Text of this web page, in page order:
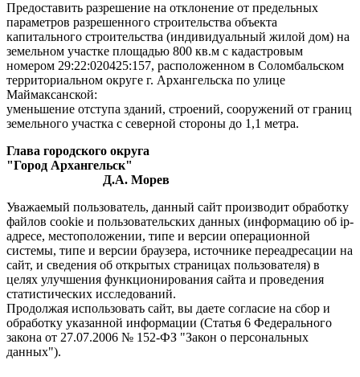
Предоставить разрешение на отклонение от предельных
параметров разрешенного строительства объекта
капитального строительства (индивидуальный жилой дом) на
земельном участке площадью 800 кв.м с кадастровым
номером 29:22:020425:157, расположенном в Соломбальском
территориальном округе г. Архангельска по улице
Маймаксанской:
уменьшение отступа зданий, строений, сооружений от границ
земельного участка с северной стороны до 1,1 метра.
Глава городского округа
"Город Архангельск"
Д.А. Морев
Уважаемый пользователь, данный сайт производит обработку
файлов cookie и пользовательских данных (информацию об ip-
адресе, местоположении, типе и версии операционной
системы, типе и версии браузера, источнике переадресации на
сайт, и сведения об открытых страницах пользователя) в
целях улучшения функционирования сайта и проведения
статистических исследований.
Продолжая использовать сайт, вы даете согласие на сбор и
обработку указанной информации (Статья 6 Федерального
закона от 27.07.2006 № 152-ФЗ "Закон о персональных
данных").